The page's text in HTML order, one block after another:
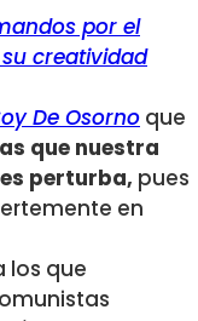
por el
creatividad
De Osorno que
que nuestra
perturba, pues
en
los que